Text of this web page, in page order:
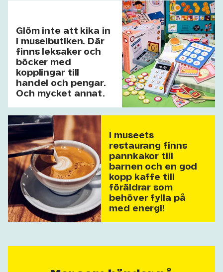
Glöm inte att kika in
i museibutiken. Där
finns leksaker och
böcker med
kopplingar till
handel och pengar.
Och mycket annat.
I museets
restaurang finns
pannkakor till
barnen och en god
kopp kaffe till
föräldrar som
behöver fylla på
med energi!